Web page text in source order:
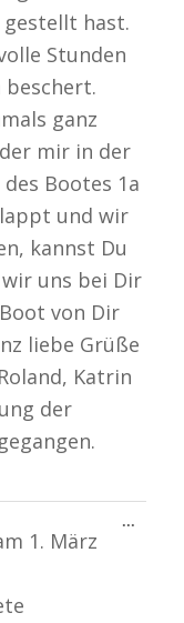
hast.
Stunden
beschert.
ganz
mir in der
Bootes 1a
und wir
kannst Du
uns bei Dir
von Dir
liebe Grüße
Katrin
der
1. März
...